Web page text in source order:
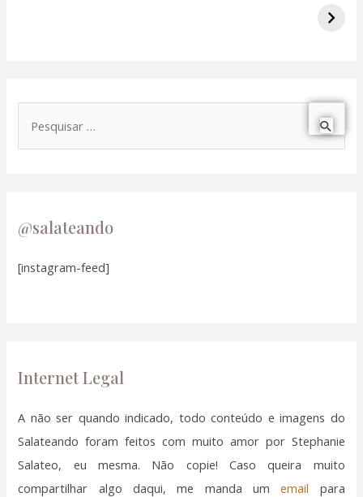
e
u
s
r
@salateando
[instagram-feed]
Internet Legal
A não ser quando indicado, todo conteúdo e imagens do
Salateando foram feitos com muito amor por Stephanie
Salateo, eu mesma. Não copie! Caso queira muito
compartilhar algo daqui, me manda umemail para